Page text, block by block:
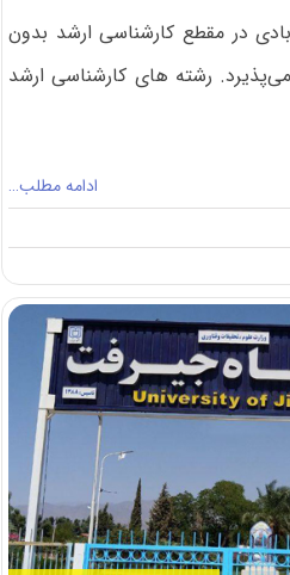
در مقطع کارشناسی ارشد بدون
۱۴۰۵ دانشجو می‌پذیرد. رشته های کارشناسی ارشد
ادامه مطلب…